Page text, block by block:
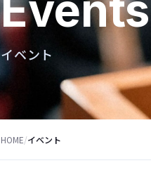
イベント
HOME/イベント